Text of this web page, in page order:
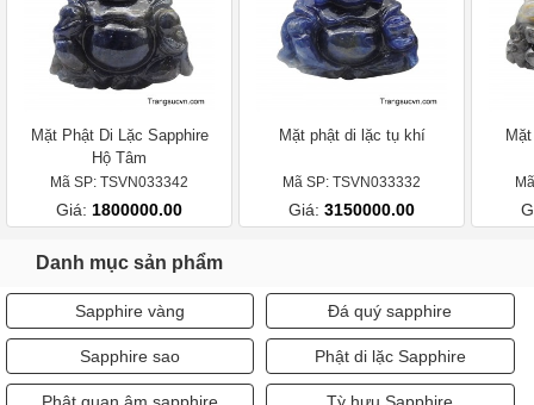
Mặt Phật Di Lặc Sapphire
Hộ Tâm
Mã SP: TSVN033342
Giá: 1800000.00
Mặt phật di lặc tụ khí
Mã SP: TSVN033332
Giá: 3150000.00
Danh mục sản phẩm
Sapphire vàng Đá quý sapphire
Sapphire sao Phật di lặc Sapphire